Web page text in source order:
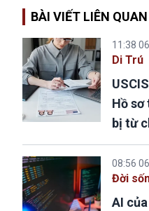
BÀI VIẾT LIÊN QUAN
11:38
Di Trú
Hồ
bị từ
08:56
Đời
AI